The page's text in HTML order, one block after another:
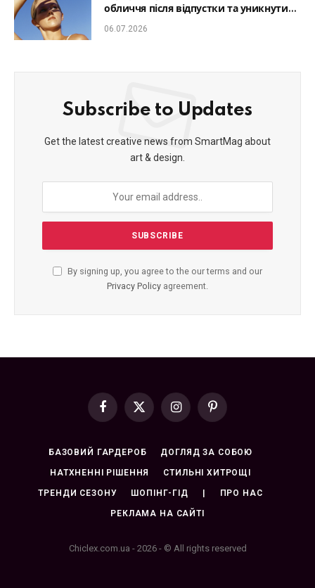
обличчя після відпустки та уникнути
фотостаріння
06.07.2026
Subscribe to Updates
Get the latest creative news from SmartMag about
art & design.
By signing up, you agree to the our terms and our
Privacy Policy agreement.
Facebook
X
InstagramPinterest
БАЗОВИЙ ГАРДЕРОБ ДОГЛЯД ЗА СОБОЮ
НАТХНЕННІ РІШЕННЯ СТИЛЬНІ ХИТРОЩІ
ТРЕНДИ СЕЗОНУ ШОПІНГ-ГІД ПРО НАС
РЕКЛАМА НА САЙТІ
Chiclex.com.ua - 2026 - © All rights reserved